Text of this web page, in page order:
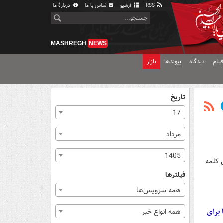
آرشیو تماس با ما دربارهٔ ما
MASHREGH NEWS
دیدگاه پیوندها بازار
کلمه
تاریخ
17
مرداد
1405
فیلترها
همه سرویس‌ها
همه انواع خبر